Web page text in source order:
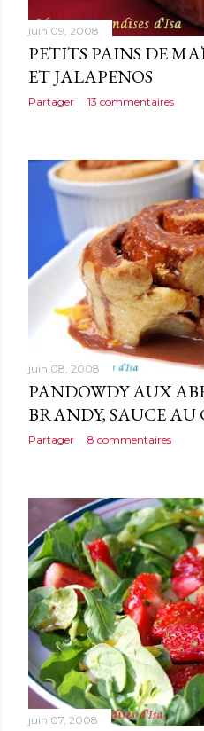
juin 09, 2008
PETITS PAINS DE
ET JALAPENOS
Partager 13 commentaires
juin 08, 2008
PANDOWDY AUX
BRANDY, SAUCE
Partager 8 commentaires
juin 07, 2008